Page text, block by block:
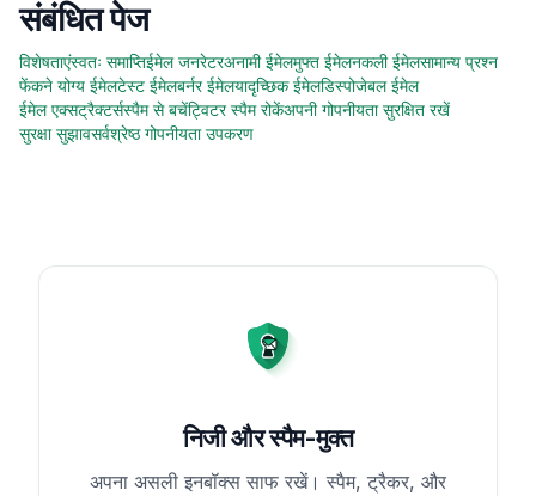
संबंधित पेज
विशेषताएंस्वतः समाप्तिईमेल जनरेटरअनामी ईमेलमुफ्त ईमेलनकली ईमेलसामान्य प्रश्न
फेंकने योग्य ईमेलटेस्ट ईमेलबर्नर ईमेलयादृच्छिक ईमेलडिस्पोजेबल ईमेल
ईमेल एक्सट्रैक्टर्सस्पैम से बचेंट्विटर स्पैम रोकेंअपनी गोपनीयता सुरक्षित रखें
सुरक्षा सुझावसर्वश्रेष्ठ गोपनीयता उपकरण
निजी और स्पैम-मुक्त
अपना असली इनबॉक्स साफ रखें। स्पैम, ट्रैकर, और